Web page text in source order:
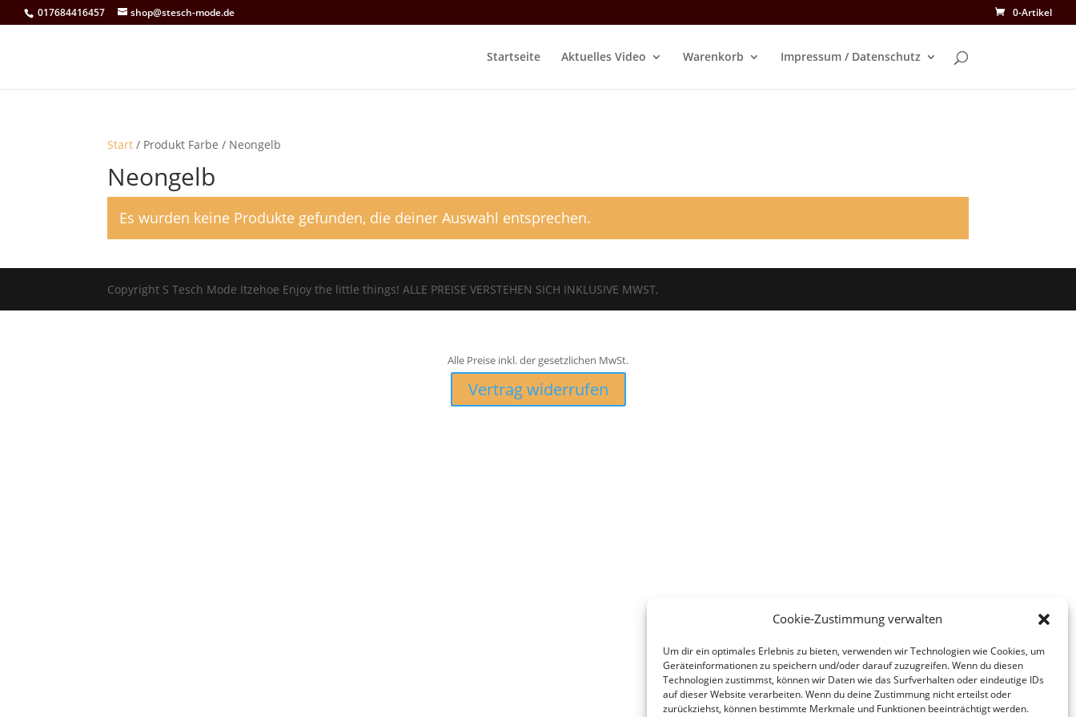
Cookie-Zustimmung verwalten
Um dir ein optimales Erlebnis zu bieten, verwenden wir Technologien wie Cookies, um
Geräteinformationen zu speichern und/oder darauf zuzugreifen. Wenn du diesen
Technologien zustimmst, können wir Daten wie das Surfverhalten oder eindeutige IDs
auf dieser Website verarbeiten. Wenn du deine Zustimmung nicht erteilst oder
zurückziehst, können bestimmte Merkmale und Funktionen beeinträchtigt werden.
017684416457 shop@stesch-mode.de 0-Artikel
Startseite Aktuelles Video Warenkorb Impressum / Datenschutz
Start / Produkt Farbe / Neongelb
Neongelb
Es wurden keine Produkte gefunden, die deiner Auswahl entsprechen.
Copyright S Tesch Mode Itzehoe Enjoy the little things! ALLE PREISE VERSTEHEN SICH INKLUSIVE MWST,
Alle Preise inkl. der gesetzlichen MwSt.
Vertrag widerrufen